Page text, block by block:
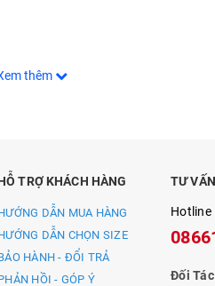
tiên khi lên chân.
mà nhờ sự thay đổi về thiết kế gót
thêm
TRỢ KHÁCH HÀNG
DẪN MUA HÀNG
DẪN CHỌN SIZE
HÀNH - ĐỔI TRẢ
HỒI - GÓP Ý
TƯ
Hotline
Đối